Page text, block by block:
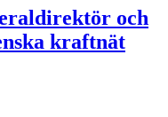
och
kraftnät